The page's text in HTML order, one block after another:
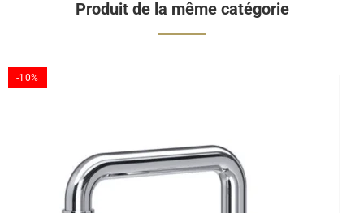
Produit de la même catégorie
-10%